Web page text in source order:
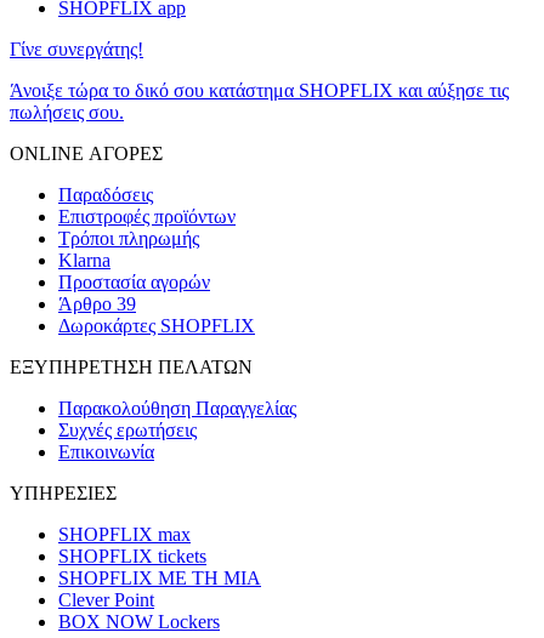
SHOPFLIX app
Γίνε συνεργάτης!
Άνοιξε τώρα το δικό σου κατάστημα SHOPFLIX και αύξησε τις
πωλήσεις σου.
ONLINE ΑΓΟΡΕΣ
Παραδόσεις
Επιστροφές προϊόντων
Τρόποι πληρωμής
Klarna
Προστασία αγορών
Άρθρο 39
Δωροκάρτες SHOPFLIX
ΕΞΥΠΗΡΕΤΗΣΗ ΠΕΛΑΤΩΝ
Παρακολούθηση Παραγγελίας
Συχνές ερωτήσεις
Επικοινωνία
ΥΠΗΡΕΣΙΕΣ
SHOPFLIX max
SHOPFLIX tickets
SHOPFLIX ΜΕ ΤΗ ΜΙΑ
Clever Point
BOX NOW Lockers